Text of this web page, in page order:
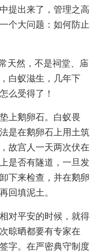
提出来了，管理之高
个大问题：如何防止
天然，不是祠堂、庙
白蚁滋生，几年下
么受得了！
上鹅卵石。白蚁畏
是在鹅卵石上用土筑
故宫人一天两次伏在
是否有隧道，一旦发
下来检查，并在鹅卵
回填泥土。
对平安的时候，就得
晾晒都要有专家在
字。在严密典守制度